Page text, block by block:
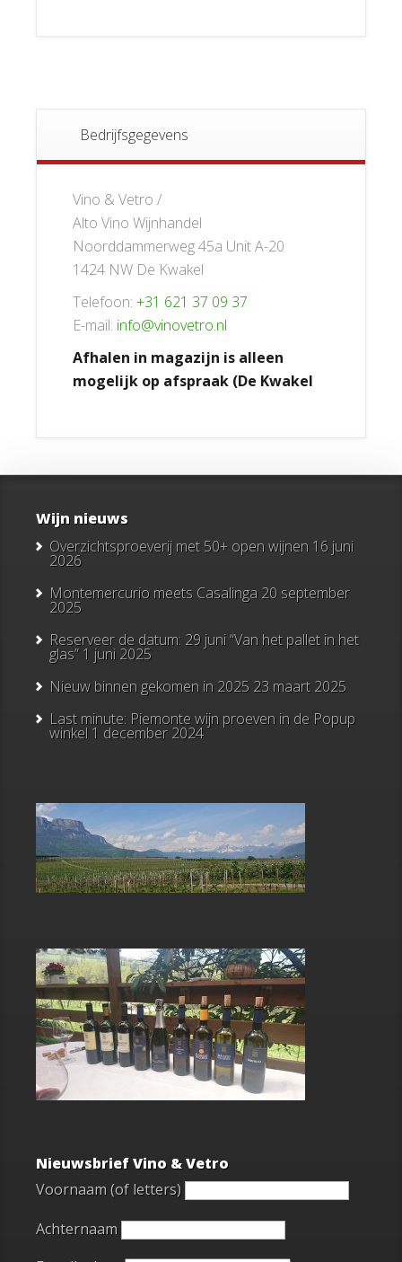
Bedrijfsgegevens
Vino & Vetro /
Alto Vino Wijnhandel
Noorddammerweg 45a Unit A-20
1424 NW De Kwakel
Telefoon: +31 621 37 09 37
E-mail: info@vinovetro.nl
Afhalen in magazijn is alleen
mogelijk op afspraak (De Kwakel
Wijn nieuws
Overzichtsproeverij met 50+ open wijnen 16 juni
2026
Montemercurio meets Casalinga 20 september
2025
Reserveer de datum: 29 juni “Van het pallet in het
glas” 1 juni 2025
Nieuw binnen gekomen in 2025 23 maart 2025
Last minute: Piemonte wijn proeven in de Popup
winkel 1 december 2024
Nieuwsbrief Vino & Vetro
Voornaam (of letters)
Achternaam